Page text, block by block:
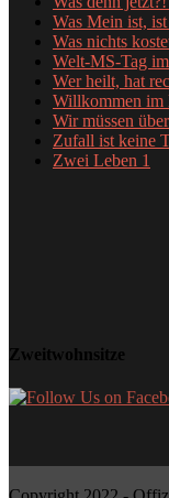
Was Mein ist,
Was nichts
Welt-MS-Tag
Wer heilt, hat
Willkommen
Wir müssen
Zufall ist keine
Zwei Leben 1
Zweitwohnsitze